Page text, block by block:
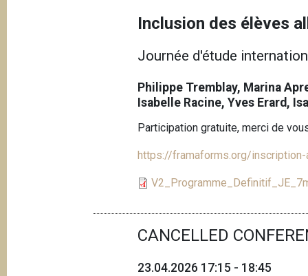
Inclusion des élèves
Journée d'étude
Philippe Tremblay, Marina
Isabelle Racine, Yves Erard,
Participation gratuite, merci de
https://framaforms.org/
CANCELLED
23.04.2026 17:15 - 18:45